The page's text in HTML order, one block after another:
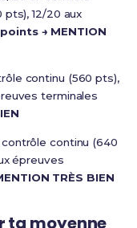
pts), 12/20 aux
→ MENTION
continu (560 pts),
terminales
contrôle continu (640
épreuves
TRÈS BIEN